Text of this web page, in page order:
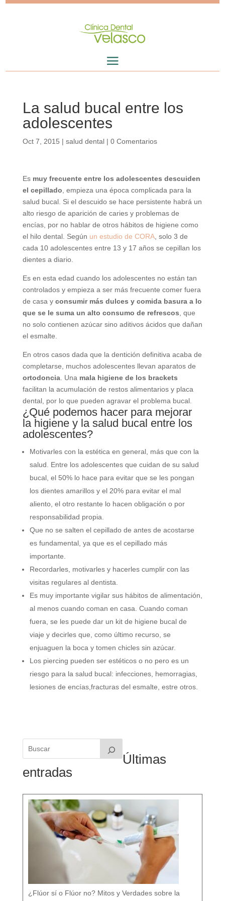
La salud bucal entre los
adolescentes
Oct 7, 2015 | salud dental| 0 Comentarios
Es muy frecuente entre los adolescentes descuiden
el cepillado, empieza una época complicada para la
salud bucal. Si el descuido se hace persistente habrá un
alto riesgo de aparición de caries y problemas de
encías, por no hablar de otros hábitos de higiene como
el hilo dental. Según un estudio de CORA, solo 3 de
cada 10 adolescentes entre 13 y 17 años se cepillan los
dientes a diario.
Es en esta edad cuando los adolescentes no están tan
controlados y empieza a ser más frecuente comer fuera
de casa y consumir más dulces y comida basura a lo
que se le suma un alto consumo de refrescos, que
no solo contienen azúcar sino aditivos ácidos que dañan
el esmalte.
En otros casos dada que la dentición definitiva acaba de
completarse, muchos adolescentes llevan aparatos de
ortodoncia. Una mala higiene de los brackets
facilitan la acumulación de restos alimentarios y placa
dental, por lo que pueden agravar el problema bucal.
¿Qué podemos hacer para mejorar
la higiene y la salud bucal entre los
adolescentes?
Motivarles con la estética en general, más que con la
salud. Entre los adolescentes que cuidan de su salud
bucal, el 50% lo hace para evitar que se les pongan
los dientes amarillos y el 20% para evitar el mal
aliento, el otro restante lo hacen obligación o por
responsabilidad propia.
Que no se salten el cepillado de antes de acostarse
es fundamental, ya que es el cepillado más
importante.
Recordarles, motivarles y hacerles cumplir con las
visitas regulares al dentista.
Es muy importante vigilar sus hábitos de alimentación,
al menos cuando coman en casa. Cuando coman
fuera, se les puede dar un kit de higiene bucal de
viaje y decirles que, como último recurso, se
enjuaguen la boca y tomen chicles sin azúcar.
Los piercing pueden ser estéticos o no pero es un
riesgo para la salud bucal: infecciones, hemorragias,
lesiones de encías,fracturas del esmalte, estre otros.
Últimas
entradas
¿Flúor sí o Flúor no? Mitos y Verdades sobre la